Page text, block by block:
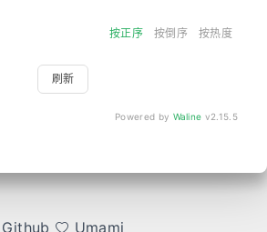
按正序 按倒序 按热度
刷新
Powered by Waline v2.15.5
Github Umami